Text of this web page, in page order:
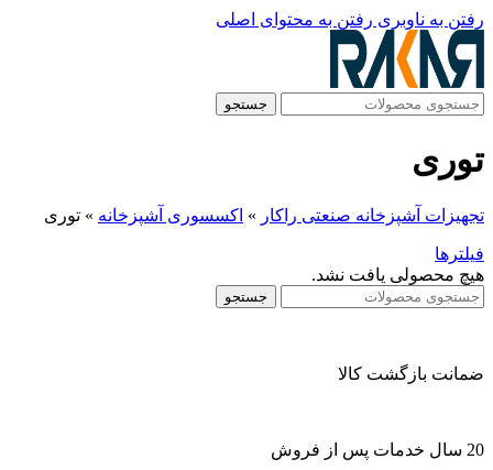
رفتن به ناوبری رفتن به محتوای اصلی
جستجو
توری
تجهیزات آشپزخانه صنعتی راکار » اکسسوری آشپزخانه » توری
فیلترها
هیچ محصولی یافت نشد.
جستجو
ضمانت بازگشت کالا
20 سال خدمات پس از فروش